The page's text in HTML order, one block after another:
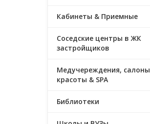
Кабинеты & Приемные
Соседские центры в ЖК
застройщиков
Медучереждения, салоны
красоты & SPA
Библиотеки